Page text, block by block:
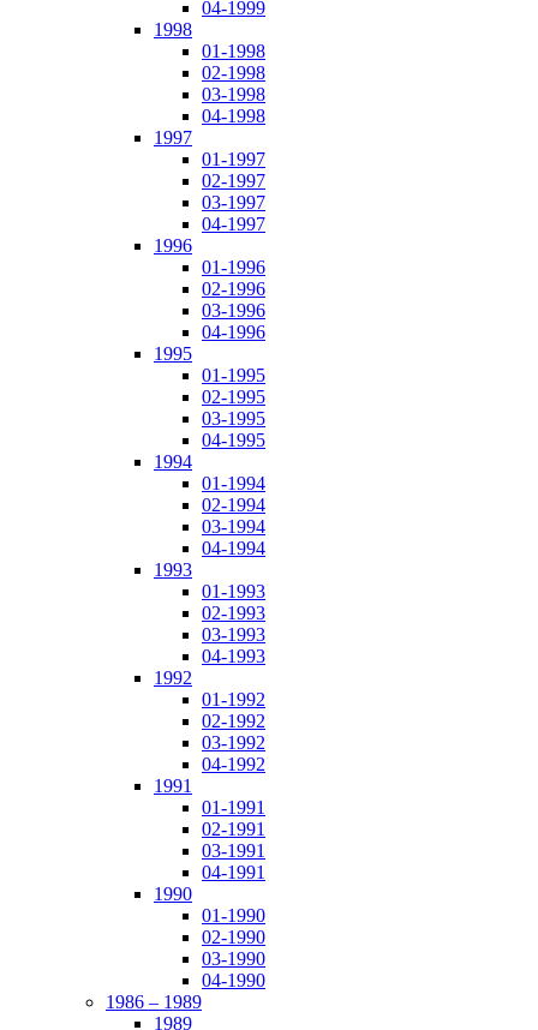
04-1999
1998
01-1998
02-1998
03-1998
04-1998
1997
01-1997
02-1997
03-1997
04-1997
1996
01-1996
02-1996
03-1996
04-1996
1995
01-1995
02-1995
03-1995
04-1995
1994
01-1994
02-1994
03-1994
04-1994
1993
01-1993
02-1993
03-1993
04-1993
1992
01-1992
02-1992
03-1992
04-1992
1991
01-1991
02-1991
03-1991
04-1991
1990
01-1990
02-1990
03-1990
04-1990
1986 – 1989
1989